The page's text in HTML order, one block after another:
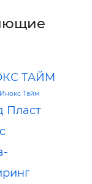
ТАЙМ
Инокс Тайм
Пласт